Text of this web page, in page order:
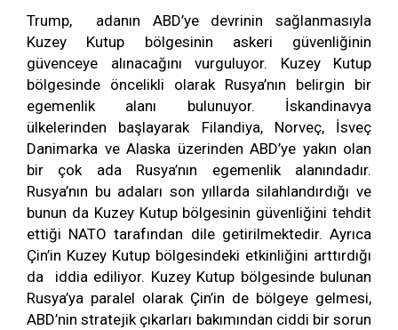
Trump, adanın ABD’ye devrinin sağlanmasıyla
Kuzey Kutup bölgesinin askeri güvenliğinin
güvenceye alınacağını vurguluyor. Kuzey Kutup
bölgesinde öncelikli olarak Rusya’nın belirgin bir
egemenlik alanı bulunuyor. İskandinavya
ülkelerinden başlayarak Filandiya, Norveç, İsveç
Danimarka ve Alaska üzerinden ABD’ye yakın olan
bir çok ada Rusya’nın egemenlik alanındadır.
Rusya’nın bu adaları son yıllarda silahlandırdığı ve
bunun da Kuzey Kutup bölgesinin güvenliğini tehdit
ettiği NATO tarafından dile getirilmektedir. Ayrıca
Çin’in Kuzey Kutup bölgesindeki etkinliğini arttırdığı
da iddia ediliyor. Kuzey Kutup bölgesinde bulunan
Rusya’ya paralel olarak Çin’in de bölgeye gelmesi,
ABD’nin stratejik çıkarları bakımından ciddi bir sorun